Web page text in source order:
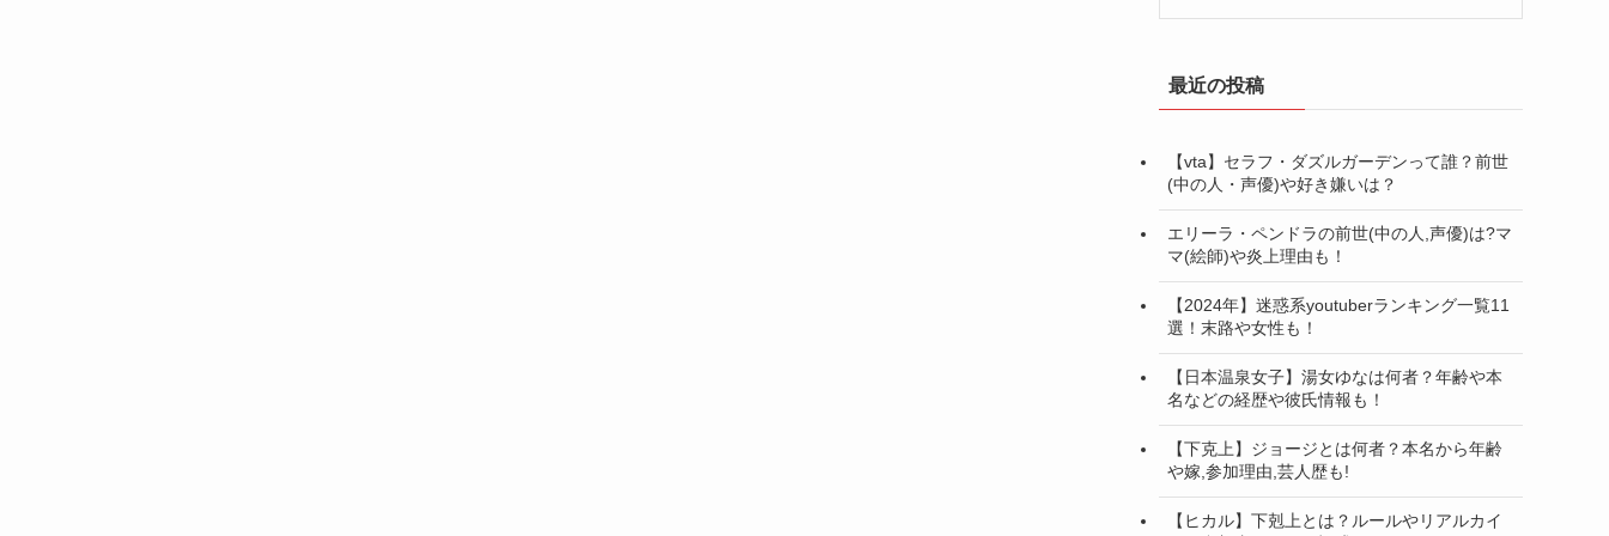
最近の投稿
【vta】セラフ・ダズルガーデンって誰？前世
(中の人・声優)や好き嫌いは？
エリーラ・ペンドラの前世(中の人,声優)は?マ
マ(絵師)や炎上理由も！
【2024年】迷惑系youtuberランキング一覧11
選！末路や女性も！
【日本温泉女子】湯女ゆなは何者？年齢や本
名などの経歴や彼氏情報も！
【下克上】ジョージとは何者？本名から年齢
や嫁,参加理由,芸人歴も!
【ヒカル】下剋上とは？ルールやリアルカイ